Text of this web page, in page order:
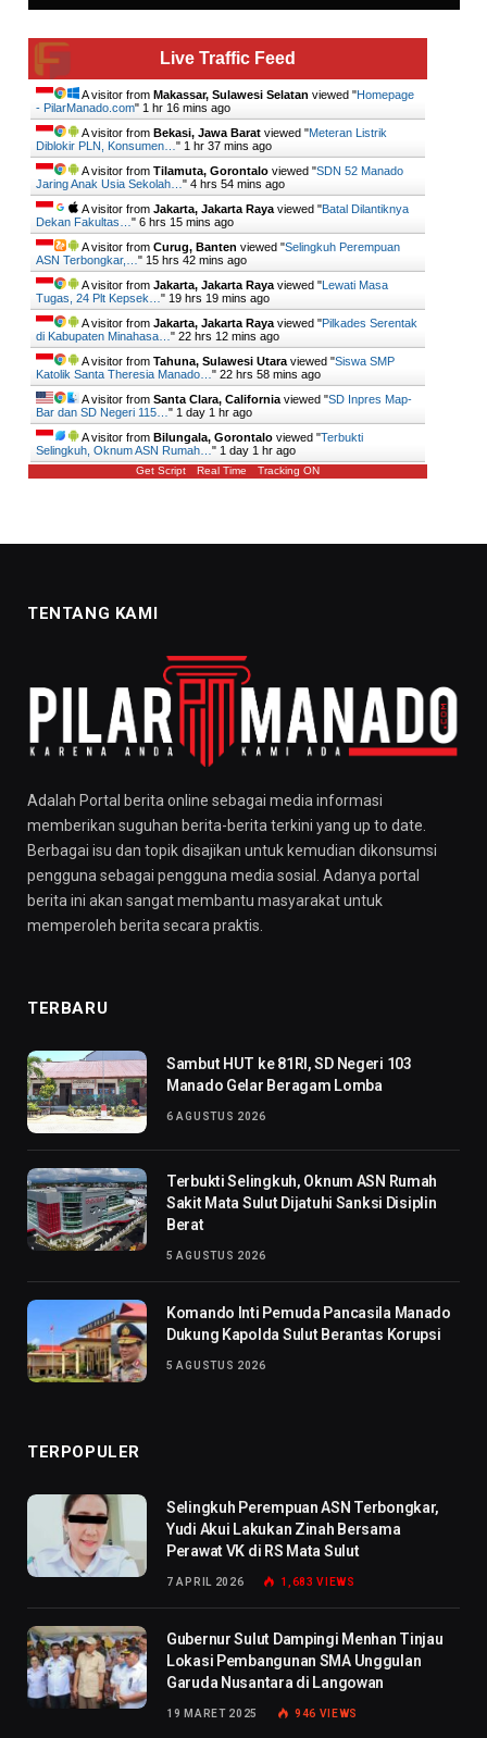
Live Traffic Feed
A visitor from Makassar, Sulawesi Selatan viewed "Homepage
- PilarManado.com" 1 hr 16 mins ago
A visitor from Bekasi, Jawa Barat viewed "Meteran Listrik
Diblokir PLN, Konsumen… " 1 hr 37 mins ago
A visitor from Tilamuta, Gorontalo viewed "SDN 52 Manado
Jaring Anak Usia Sekolah… " 4 hrs 54 mins ago
A visitor from Jakarta, Jakarta Raya viewed "Batal Dilantiknya
Dekan Fakultas… " 6 hrs 15 mins ago
A visitor from Curug, Banten viewed "Selingkuh Perempuan
ASN Terbongkar,… " 15 hrs 42 mins ago
A visitor from Jakarta, Jakarta Raya viewed "Lewati Masa
Tugas, 24 Plt Kepsek… " 19 hrs 19 mins ago
A visitor from Jakarta, Jakarta Raya viewed "Pilkades Serentak
di Kabupaten Minahasa… " 22 hrs 12 mins ago
A visitor from Tahuna, Sulawesi Utara viewed "Siswa SMP
Katolik Santa Theresia Manado… " 22 hrs 58 mins ago
A visitor from Santa Clara, California viewed "SD Inpres Map-
Bar dan SD Negeri 115… " 1 day 1 hr ago
A visitor from Bilungala, Gorontalo viewed "Terbukti
Selingkuh, Oknum ASN Rumah… " 1 day 1 hr ago
Get Script Real Time Tracking ON
TENTANG KAMI
Adalah Portal berita online sebagai media informasi
memberikan suguhan berita-berita terkini yang up to date.
Berbagai isu dan topik disajikan untuk kemudian dikonsumsi
pengguna sebagai pengguna media sosial. Adanya portal
berita ini akan sangat membantu masyarakat untuk
memperoleh berita secara praktis.
TERBARU
Sambut HUT ke 81RI, SD Negeri 103
Manado Gelar Beragam Lomba
6 AGUSTUS 2026
Terbukti Selingkuh, Oknum ASN Rumah
Sakit Mata Sulut Dijatuhi Sanksi Disiplin
Berat
5 AGUSTUS 2026
Komando Inti Pemuda Pancasila Manado
Dukung Kapolda Sulut Berantas Korupsi
5 AGUSTUS 2026
TERPOPULER
Selingkuh Perempuan ASN Terbongkar,
Yudi Akui Lakukan Zinah Bersama
Perawat VK di RS Mata Sulut
7 APRIL 2026 1,683VIEWS
Gubernur Sulut Dampingi Menhan Tinjau
Lokasi Pembangunan SMA Unggulan
Garuda Nusantara di Langowan
19 MARET 2025 946 VIEWS